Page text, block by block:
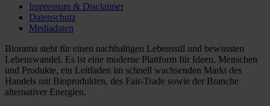
Impressum & Disclaimer
Datenschutz
Mediadaten
Biorama steht für einen nachhaltigen Lebensstil und bewussten
Lebenswandel. Es ist eine moderne Plattform für Ideen, Menschen
und Produkte, ein Leitfaden im schnell wachsenden Markt des
Handels mit Bioprodukten, des Fair-Trade sowie der Branche
alternativer Energien.